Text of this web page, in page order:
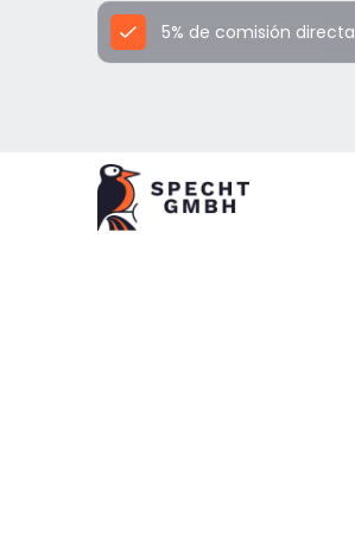
5% de comisión directa